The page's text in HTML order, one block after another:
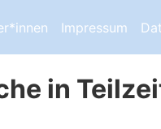
Impressum
in